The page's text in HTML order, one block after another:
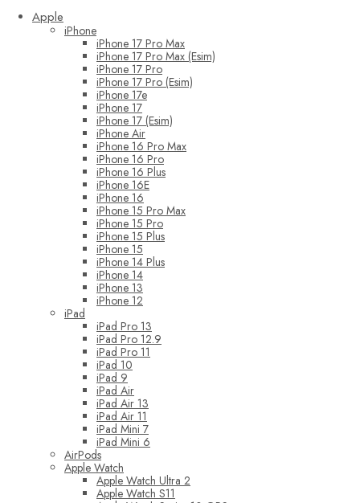
Apple
iPhone
iPhone 17 Pro Max
iPhone 17 Pro Max (Esim)
iPhone 17 Pro
iPhone 17 Pro (Esim)
iPhone 17e
iPhone 17
iPhone 17 (Esim)
iPhone Air
iPhone 16 Pro Max
iPhone 16 Pro
iPhone 16 Plus
iPhone 16E
iPhone 16
iPhone 15 Pro Max
iPhone 15 Pro
iPhone 15 Plus
iPhone 15
iPhone 14 Plus
iPhone 14
iPhone 13
iPhone 12
iPad
iPad Pro 13
iPad Pro 12.9
iPad Pro 11
iPad 10
iPad 9
iPad Air
iPad Air 13
iPad Air 11
iPad Mini 7
iPad Mini 6
AirPods
Apple Watch
Apple Watch Ultra 2
Apple Watch S11